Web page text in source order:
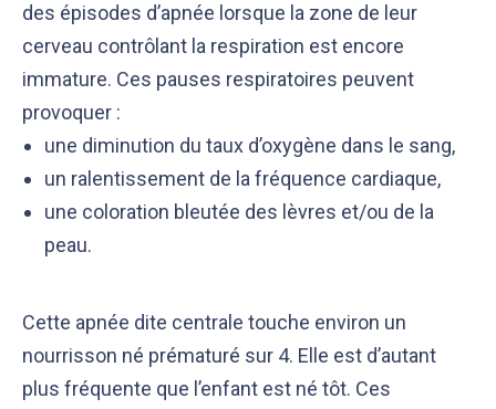
des épisodes d’apnée lorsque la zone de leur
cerveau contrôlant la respiration est encore
immature. Ces pauses respiratoires peuvent
provoquer :
une diminution du taux d’oxygène dans le sang,
un ralentissement de la fréquence cardiaque,
une coloration bleutée des lèvres et/ou de la
peau.
Cette apnée dite centrale touche environ un
nourrisson né prématuré sur 4. Elle est d’autant
plus fréquente que l’enfant est né tôt. Ces